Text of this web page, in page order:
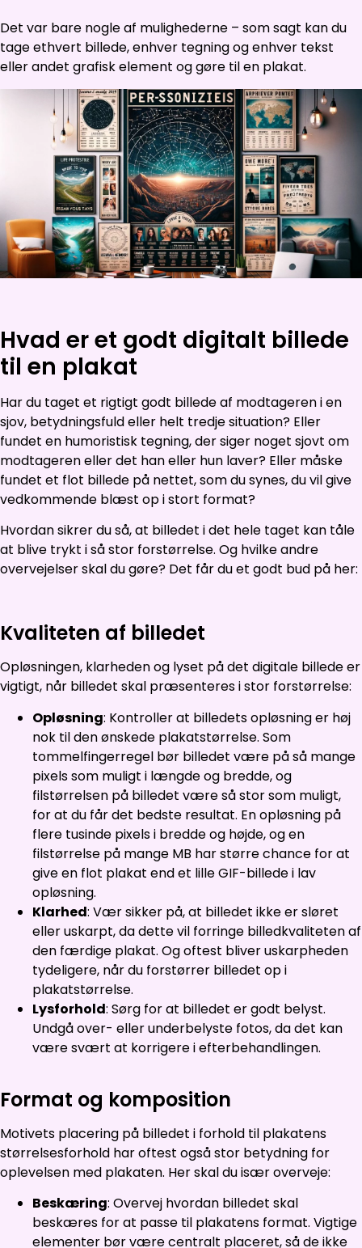
Det var bare nogle af mulighederne – som sagt kan du
tage ethvert billede, enhver tegning og enhver tekst
eller andet grafisk element og gøre til en plakat.
Hvad er et godt digitalt billede
til en plakat
Har du taget et rigtigt godt billede af modtageren i en
sjov, betydningsfuld eller helt tredje situation? Eller
fundet en humoristisk tegning, der siger noget sjovt om
modtageren eller det han eller hun laver? Eller måske
fundet et flot billede på nettet, som du synes, du vil give
vedkommende blæst op i stort format?
Hvordan sikrer du så, at billedet i det hele taget kan tåle
at blive trykt i så stor forstørrelse. Og hvilke andre
overvejelser skal du gøre? Det får du et godt bud på her:
Kvaliteten af billedet
Opløsningen, klarheden og lyset på det digitale billede er
vigtigt, når billedet skal præsenteres i stor forstørrelse:
Opløsning: Kontroller at billedets opløsning er høj
nok til den ønskede plakatstørrelse. Som
tommelfingerregel bør billedet være på så mange
pixels som muligt i længde og bredde, og
filstørrelsen på billedet være så stor som muligt,
for at du får det bedste resultat. En opløsning på
flere tusinde pixels i bredde og højde, og en
filstørrelse på mange MB har større chance for at
give en flot plakat end et lille GIF-billede i lav
opløsning.
Klarhed: Vær sikker på, at billedet ikke er sløret
eller uskarpt, da dette vil forringe billedkvaliteten af
den færdige plakat. Og oftest bliver uskarpheden
tydeligere, når du forstørrer billedet op i
plakatstørrelse.
Lysforhold: Sørg for at billedet er godt belyst.
Undgå over- eller underbelyste fotos, da det kan
være svært at korrigere i efterbehandlingen.
Format og komposition
Motivets placering på billedet i forhold til plakatens
størrelsesforhold har oftest også stor betydning for
oplevelsen med plakaten. Her skal du især overveje:
Beskæring: Overvej hvordan billedet skal
beskæres for at passe til plakatens format. Vigtige
elementer bør være centralt placeret, så de ikke